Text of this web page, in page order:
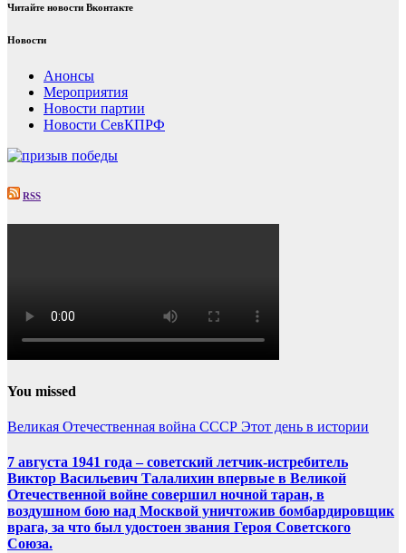
Читайте новости Вконтакте
Новости
Анонсы
Мероприятия
Новости партии
Новости СевКПРФ
RSS
You missed
Великая Отечественная война СССР Этот день в истории
7 августа 1941 года – советский летчик-истребитель
Виктор Васильевич Талалихин впервые в Великой
Отечественной войне совершил ночной таран, в
воздушном бою над Москвой уничтожив бомбардировщик
врага, за что был удостоен звания Героя Советского
Союза.